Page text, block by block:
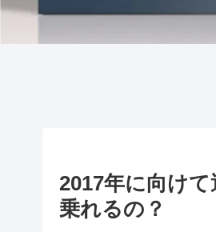
2017年に向け
乗れるの？